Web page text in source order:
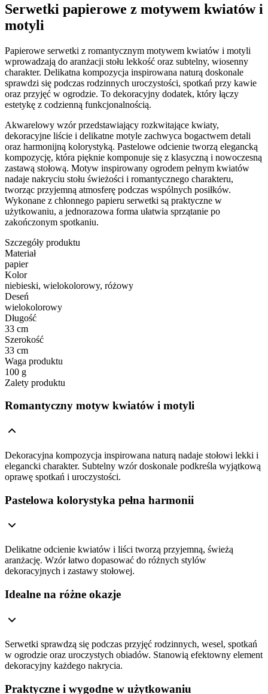
Serwetki papierowe z motywem kwiatów i
motyli
Papierowe serwetki z romantycznym motywem kwiatów i motyli
wprowadzają do aranżacji stołu lekkość oraz subtelny, wiosenny
charakter. Delikatna kompozycja inspirowana naturą doskonale
sprawdzi się podczas rodzinnych uroczystości, spotkań przy kawie
oraz przyjęć w ogrodzie. To dekoracyjny dodatek, który łączy
estetykę z codzienną funkcjonalnością.
Akwarelowy wzór przedstawiający rozkwitające kwiaty,
dekoracyjne liście i delikatne motyle zachwyca bogactwem detali
oraz harmonijną kolorystyką. Pastelowe odcienie tworzą elegancką
kompozycję, która pięknie komponuje się z klasyczną i nowoczesną
zastawą stołową. Motyw inspirowany ogrodem pełnym kwiatów
nadaje nakryciu stołu świeżości i romantycznego charakteru,
tworząc przyjemną atmosferę podczas wspólnych posiłków.
Wykonane z chłonnego papieru serwetki są praktyczne w
użytkowaniu, a jednorazowa forma ułatwia sprzątanie po
zakończonym spotkaniu.
Szczegóły produktu
Materiał
papier
Kolor
niebieski, wielokolorowy, różowy
Deseń
wielokolorowy
Długość
33 cm
Szerokość
33 cm
Waga produktu
100 g
Zalety produktu
Romantyczny motyw kwiatów i motyli
Dekoracyjna kompozycja inspirowana naturą nadaje stołowi lekki i
elegancki charakter. Subtelny wzór doskonale podkreśla wyjątkową
oprawę spotkań i uroczystości.
Pastelowa kolorystyka pełna harmonii
Delikatne odcienie kwiatów i liści tworzą przyjemną, świeżą
aranżację. Wzór łatwo dopasować do różnych stylów
dekoracyjnych i zastawy stołowej.
Idealne na różne okazje
Serwetki sprawdzą się podczas przyjęć rodzinnych, wesel, spotkań
w ogrodzie oraz uroczystych obiadów. Stanowią efektowny element
dekoracyjny każdego nakrycia.
Praktyczne i wygodne w użytkowaniu